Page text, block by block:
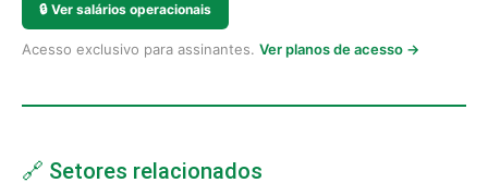
🔒 Ver salários operacionais
Acesso exclusivo para assinantes. Ver planos de acesso →
🔗 Setores relacionados